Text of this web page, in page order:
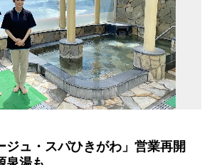
ジュ・スパひきがわ」営業再開